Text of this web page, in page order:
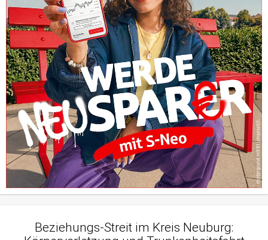
Beziehungs-Streit im Kreis Neuburg: